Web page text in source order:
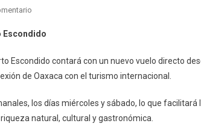
Vuelo
De
Dallas
Puerto
Escondido
Escondido
Escondido contará con un nuevo vuelo directo
de Oaxaca con el turismo internacional.
los días miércoles y sábado, lo que
natural, cultural y gastronómica.